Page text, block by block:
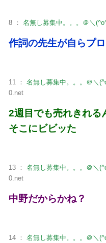
8 ： 名無し募集中。。。＠＼
作詞の先生が自らプ
11 ： 名無し募集中。。。＠＼
0.net
2週目でも売れきれる
そこにビビッた
13 ： 名無し募集中。。。＠＼
0.net
中野だからかね？
14 ： 名無し募集中。。。＠＼